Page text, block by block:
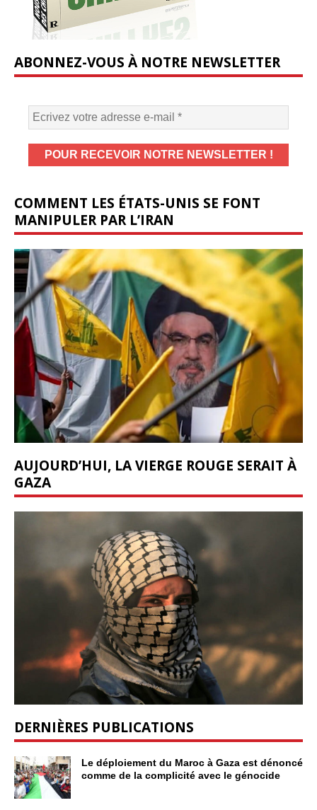
ABONNEZ-VOUS À NOTRE NEWSLETTER
COMMENT LES ÉTATS-UNIS SE FONT
MANIPULER PAR L’IRAN
AUJOURD’HUI, LA VIERGE ROUGE SERAIT À
GAZA
DERNIÈRES PUBLICATIONS
Le déploiement du Maroc à Gaza est dénoncé
comme de la complicité avec le génocide